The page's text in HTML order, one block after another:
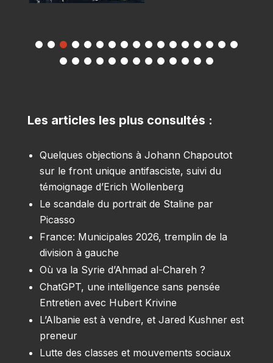
Les articles les plus consultés :
Quelques objections à Johann Chapoutot
sur le front unique antifasciste, suivi du
témoignage d’Erich Wollenberg
Le scandale du portrait de Staline par
Picasso
France: Municipales 2026, tremplin de la
division à gauche
Où va la Syrie d’Ahmad al-Chareh ?
ChatGPT, une intelligence sans pensée
Entretien avec Hubert Krivine
L’Albanie est à vendre, et Jared Kushner est
preneur
Lutte des classes et mouvements sociaux